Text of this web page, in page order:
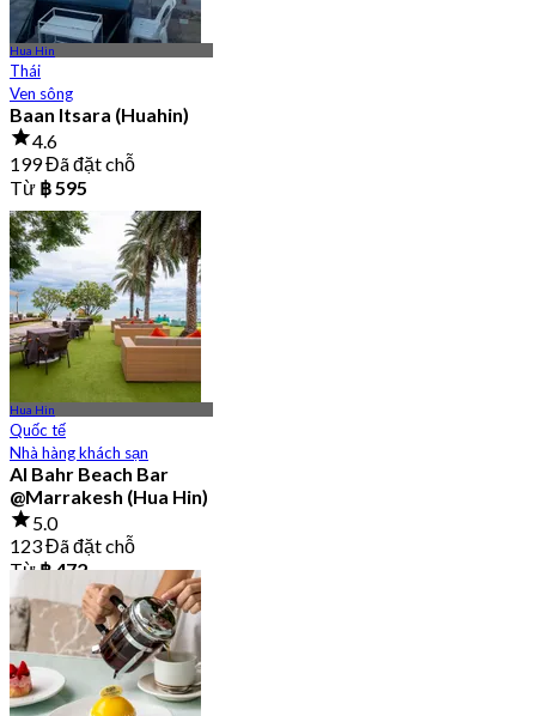
Hua Hin
Thái
Ven sông
Baan Itsara (Huahin)
4.6
199 Đã đặt chỗ
Từ ฿ 595
Hua Hin
Quốc tế
Nhà hàng khách sạn
Al Bahr Beach Bar
@Marrakesh (Hua Hin)
5.0
123 Đã đặt chỗ
Từ฿ 472